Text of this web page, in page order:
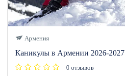
Армения
Каникулы в Армении 2026-2027
0 отзывов